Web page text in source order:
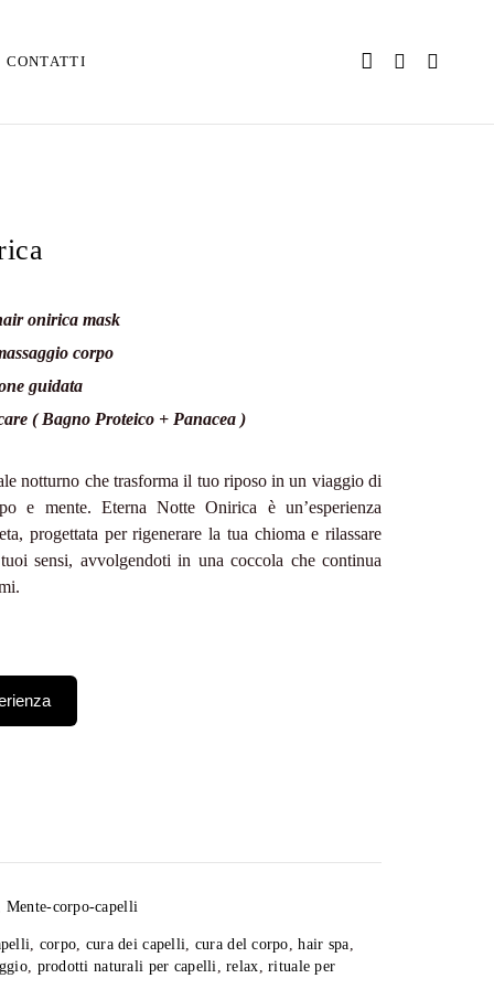
CONTATTI
onirica mask
corpo
guidata
( Bagno Proteico + Panacea )
notturno che trasforma il tuo riposo in un viaggio di
e mente. Eterna Notte Onirica è un’esperienza
progettata per rigenerare la tua chioma e rilassare
sensi, avvolgendoti in una coccola che continua
corpo e mente. Notte Onirica è un viaggio nel
rigenerazione.
con un massaggio corpo studiato per sciogliere le
Mente-corpo-capelli
, corpo, cura dei capelli, cura del corpo,hair spa,
, prodotti naturali per capelli,relax,rituale per